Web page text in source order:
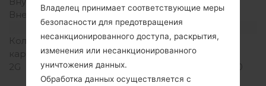
Внешняя память
MicroSD, до 32GB
Сеть и данные
Количество мест для сим
карты
1 Мини SIM
2G
MHz
Владелец принимает соответствующие меры
безопасности для предотвращения
несанкционированного доступа, раскрытия,
изменения или несанкционированного
уничтожения данных.
Обработка данных осуществляется с